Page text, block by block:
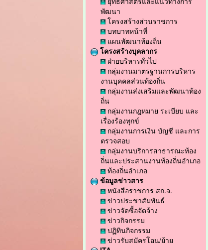
พัฒนา
โครงสร้างส่วนราชการ
บทบาทหน้าที่
แผนพัฒนาท้องถิ่น
โครงสร้างบุคลากร
ฝ่ายบริหารทั่วไป
กลุ่มงานมาตรฐานการบริหาร
งานบุคคลส่วนท้องถิ่น
กลุ่มงานส่งเสริมและพัฒนาท้อง
ถิ่น
กลุ่มงานกฎหมาย ระเบียบ และ
เรื่องร้องทุกข์
กลุ่มงานการเงิน บัญชี และการ
ตรวจสอบ
กลุ่มงานบริการสาธารณะท้อง
ถิ่นและประสานงานท้องถิ่นอำเภอ
ท้องถิ่นอำเภอ
ข้อมูลข่าวสาร
หนังสือราชการ สถ.จ.
ข่าวประชาสัมพันธ์
ข่าวจัดซื้อจัดจ้าง
ข่าวกิจกรรม
ปฏิทินกิจกรรม
ข่าวรับสมัครโอน/ย้าย